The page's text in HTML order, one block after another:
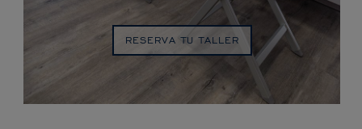
RESERVA TU TALLER